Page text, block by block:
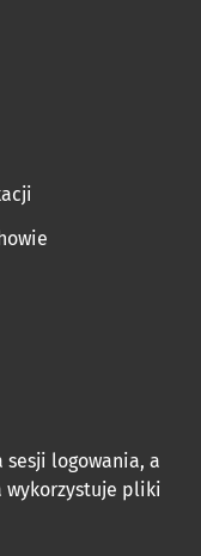
logowania, a
wykorzystuje pliki